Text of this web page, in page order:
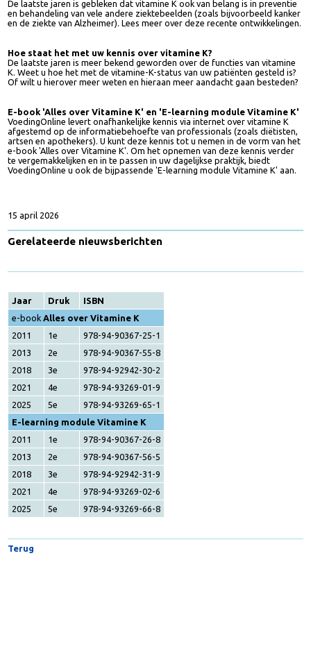
Antibioticagebruik
Op welke wijze beïnvloedt antibioticagebruik de vitamine-K-status?
Andere ziektebeelden
De laatste jaren is gebleken dat vitamine K ook van belang is in
en behandeling van vele andere ziektebeelden (zoals bijvoorbeeld
en de ziekte van Alzheimer). Lees meer over deze recente
Hoe staat het met uw kennis over vitamine K?
De laatste jaren is meer bekend geworden over de functies van vitamine
K. Weet u hoe het met de vitamine-K-status van uw patiënten gesteld
Of wilt u hierover meer weten en hieraan meer aandacht gaan
artsen en apothekers). U kunt deze kennis tot u nemen in de vorm van
e-book 'Alles over Vitamine K'. Om het opnemen van deze kennis verder
te vergemakkelijken en in te passen in uw dagelijkse praktijk, biedt
VoedingOnline u ook de bijpassende 'E-learning module Vitamine K'
Gerelateerde nieuwsberichten
Jaar Druk
ISBN
e-bookAlles over Vitamine K
2011
1e
978-94-90367-25-1
2013
2e
978-94-90367-55-8
2018
3e
978-94-92942-30-2
2021
4e
978-94-93269-01-9
2025
5e
978-94-93269-65-1
E-learning module Vitamine K
2013